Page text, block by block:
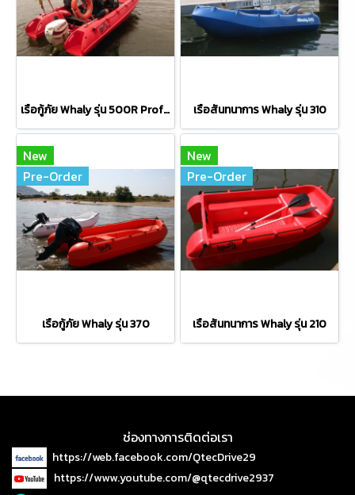
เรือกู้ภัย Whaly รุ่น 500R Professional เรือสันทนาการ Whaly รุ่น 310
New
Pre-Order
เรือกู้ภัย Whaly รุ่น 370
New
Pre-Order
เรือสันทนาการ Whaly รุ่น 210
ช่องทางการติดต่อเรา
https://web.facebook.com/QtecDrive29
https://www.youtube.com/@qtecdrive2937